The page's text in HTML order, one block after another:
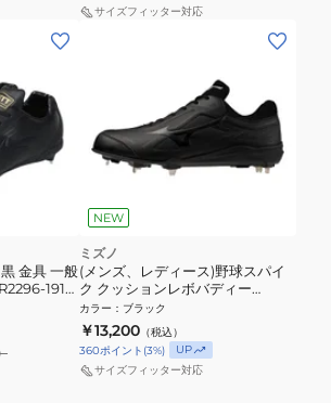
サイズフィッター対応
金具 一般
1919
NEW
ミズノ
(メンズ、レディース)野球スパイ
ク クッションレボバディー
11GM262500
カラー ： ブラック
￥13,200 （税込）
360ポイント (3%)
UP
サイズフィッター対応